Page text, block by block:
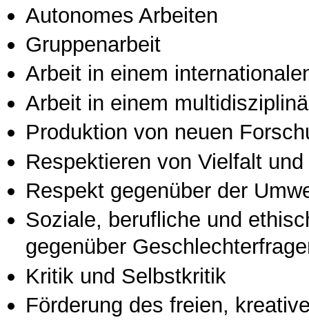
Autonomes Arbeiten
Gruppenarbeit
Arbeit in einem
Arbeit in einem
Produktion von neuen
Respektieren von Vielfalt
Respekt gegenüber der
Soziale, berufliche und
gegenüber
Kritik und Selbstkritik
Förderung des freien,